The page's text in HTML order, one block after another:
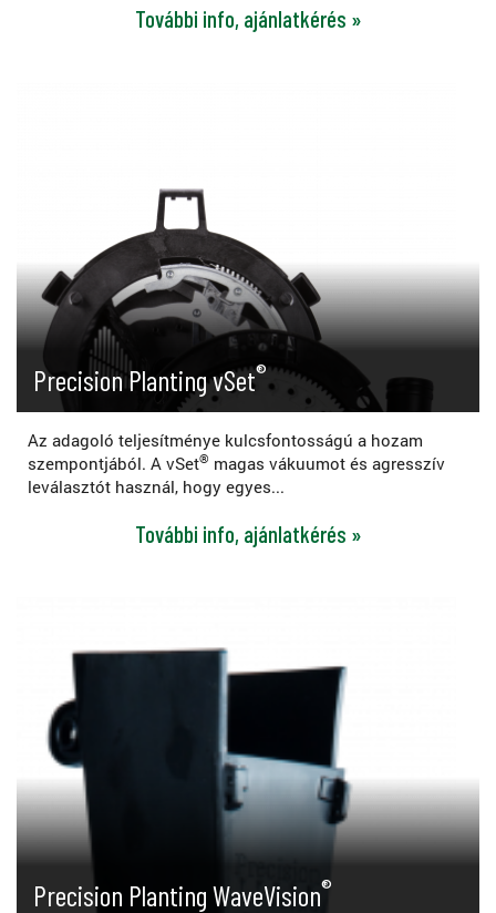
További info, ajánlatkérés »
Precision Planting vSet®
Az adagoló teljesítménye kulcsfontosságú a hozam
szempontjából. A vSet® magas vákuumot és agresszív
leválasztót használ, hogy egyes...
További info, ajánlatkérés »
Precision Planting WaveVision®